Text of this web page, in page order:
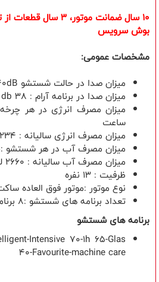
10 سال ضمانت موتور، 3 سال قطعات از تاريخ نصب
بوش سرویس
مشخصات عمومی:
میزان صدا در حالت شستشو 40dB
میزان صدا در برنامه آرام : 38 db
ساعت
میزان مصرف انرژی سالیانه : 234 کیلو وات ساعت در سال
ميزان مصرف آب در هر شستشو :9.5 لیتر
میزان مصرف آب سالیانه : 2660 لیتر
ظرفیت : 13 نفره
نوع موتور :موتور فوق العاده
تعداد برنامه های شستشو :8 برنامه
برنامه های شستشو
Intensive 70-1h 65-Glas
40-Favourite-machine care